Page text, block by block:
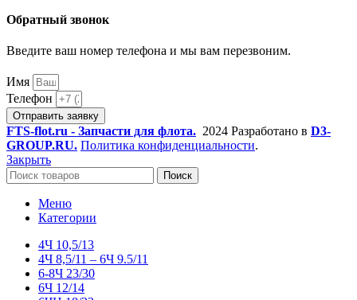
Обратный звонок
Введите ваш номер телефона и мы вам перезвоним.
Имя
Телефон
Отправить заявку
FTS-flot.ru - Запчасти для флота. 2024 Разработано в D3-
GROUP.RU. Политика конфиденциальности.
Закрыть
Поиск
Меню
Категории
4Ч 10,5/13
4Ч 8,5/11 – 6Ч 9.5/11
6-8Ч 23/30
6Ч 12/14